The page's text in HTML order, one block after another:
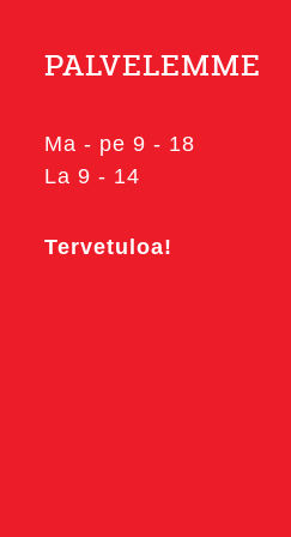
PALVELEMME
Ma - pe 9 - 18
La 9 - 14
Tervetuloa!